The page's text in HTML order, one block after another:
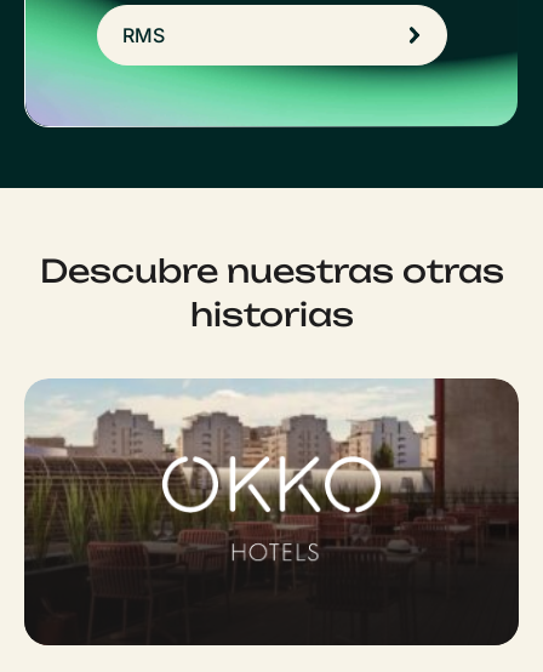
RMS
Descubre nuestras otras
historias